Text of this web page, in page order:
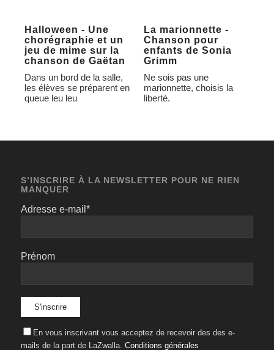
Halloween - Une
chorégraphie et un
jeu de mime sur la
chanson de Gaëtan
Dans un bord de la salle,
les élèves se préparent en
queue leu leu
La marionnette -
Chanson pour
enfants de Sonia
Grimm
Ne sois pas une
marionnette, choisis la
liberté.
S’INSCRIRE À LA NEWSLETTER POUR NE RIEN
MANQUER
Adresse e-mail*
Prénom
En vous inscrivant vous acceptez de recevoir des des e-
mails de la part de LaZwalla. Conditions générales